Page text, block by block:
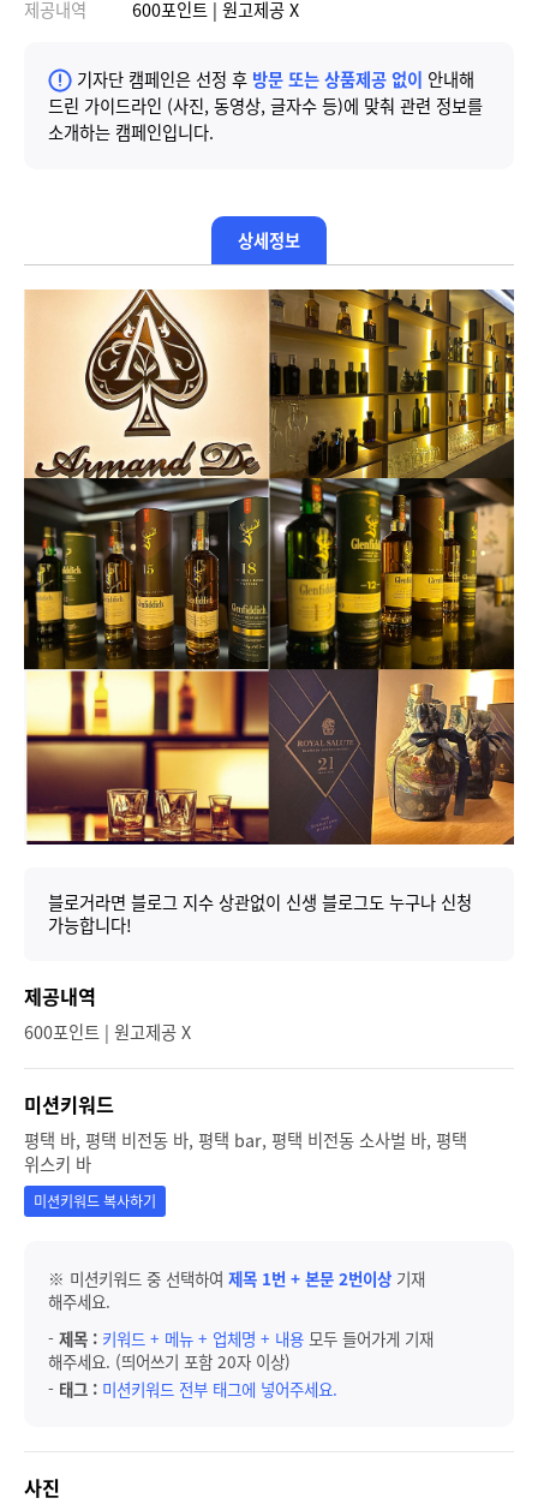
제공내역 600포인트 | 원고제공 X
기자단 캠페인은 선정 후 방문 또는 상품제공 없이 안내해
드린 가이드라인 (사진, 동영상, 글자수 등)에 맞춰 관련 정보를
소개하는 캠페인입니다.
상세정보
블로거라면 블로그 지수 상관없이 신생 블로그도 누구나 신청
가능합니다!
제공내역
600포인트 | 원고제공 X
미션키워드
평택 바, 평택 비전동 바, 평택 bar, 평택 비전동 소사벌 바, 평택
위스키 바
미션키워드 복사하기
※ 미션키워드 중 선택하여 제목 1번 + 본문 2번이상 기재
해주세요.
- 제목 : 키워드 + 메뉴 + 업체명 + 내용 모두 들어가게 기재
해주세요. (띄어쓰기 포함 20자 이상)
- 태그 : 미션키워드 전부 태그에 넣어주세요.
사진